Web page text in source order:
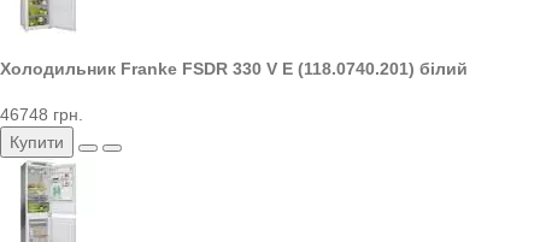
Холодильник Franke FSDR 330 V E (118.0740.201) білий
46748 грн.
Купити